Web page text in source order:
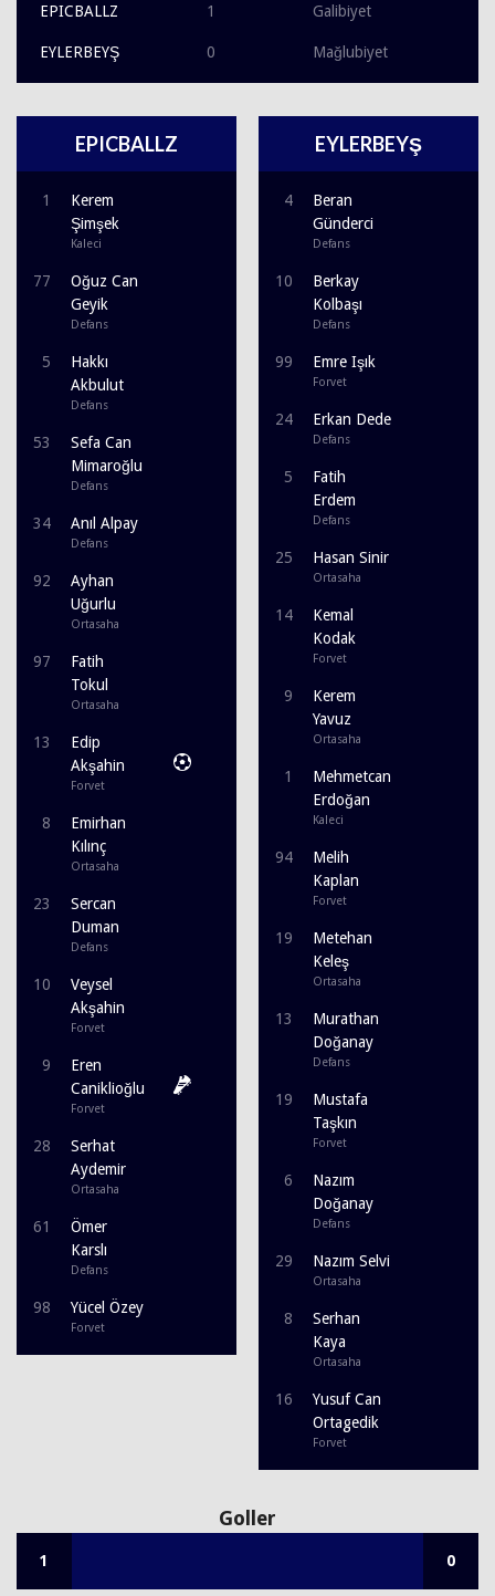
EPICBALLZ 1 Galibiyet
EYLERBEYŞ 0 Mağlubiyet
EPICBALLZ
1
Kerem
Şimşek
Kaleci
77
Oğuz Can
Geyik
Defans
5
Hakkı
Akbulut
Defans
53
Sefa Can
Mimaroğlu
Defans
34 Anıl Alpay
Defans
92
Ayhan
Uğurlu
Ortasaha
97
Fatih
Tokul
Ortasaha
13
Edip
Akşahin
Forvet
8
Emirhan
Kılınç
Ortasaha
23
Sercan
Duman
Defans
10
Veysel
Akşahin
Forvet
9
Eren
Caniklioğlu
Forvet
28
Serhat
Aydemir
Ortasaha
61
Ömer
Karslı
Defans
98 Yücel Özey
Forvet
EYLERBEYŞ
4
Beran
Günderci
Defans
10
Berkay
Kolbaşı
Defans
99 Emre Işık
Forvet
24 Erkan Dede
Defans
5
Fatih
Erdem
Defans
25 Hasan Sinir
Ortasaha
14
Kemal
Kodak
Forvet
9
Kerem
Yavuz
Ortasaha
1
Mehmetcan
Erdoğan
Kaleci
94
Melih
Kaplan
Forvet
19
Metehan
Keleş
Ortasaha
13
Murathan
Doğanay
Defans
19
Mustafa
Taşkın
Forvet
6
Nazım
Doğanay
Defans
29 Nazım Selvi
Ortasaha
8
Serhan
Kaya
Ortasaha
16
Yusuf Can
Ortagedik
Forvet
Goller
1 0